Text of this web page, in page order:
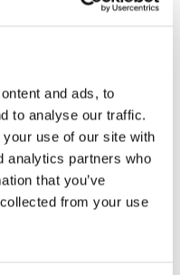
and ads, to
to analyse our traffic.
use of our site with
analytics partners who
that you’ve
from your use
Shipping / Offshore /
med